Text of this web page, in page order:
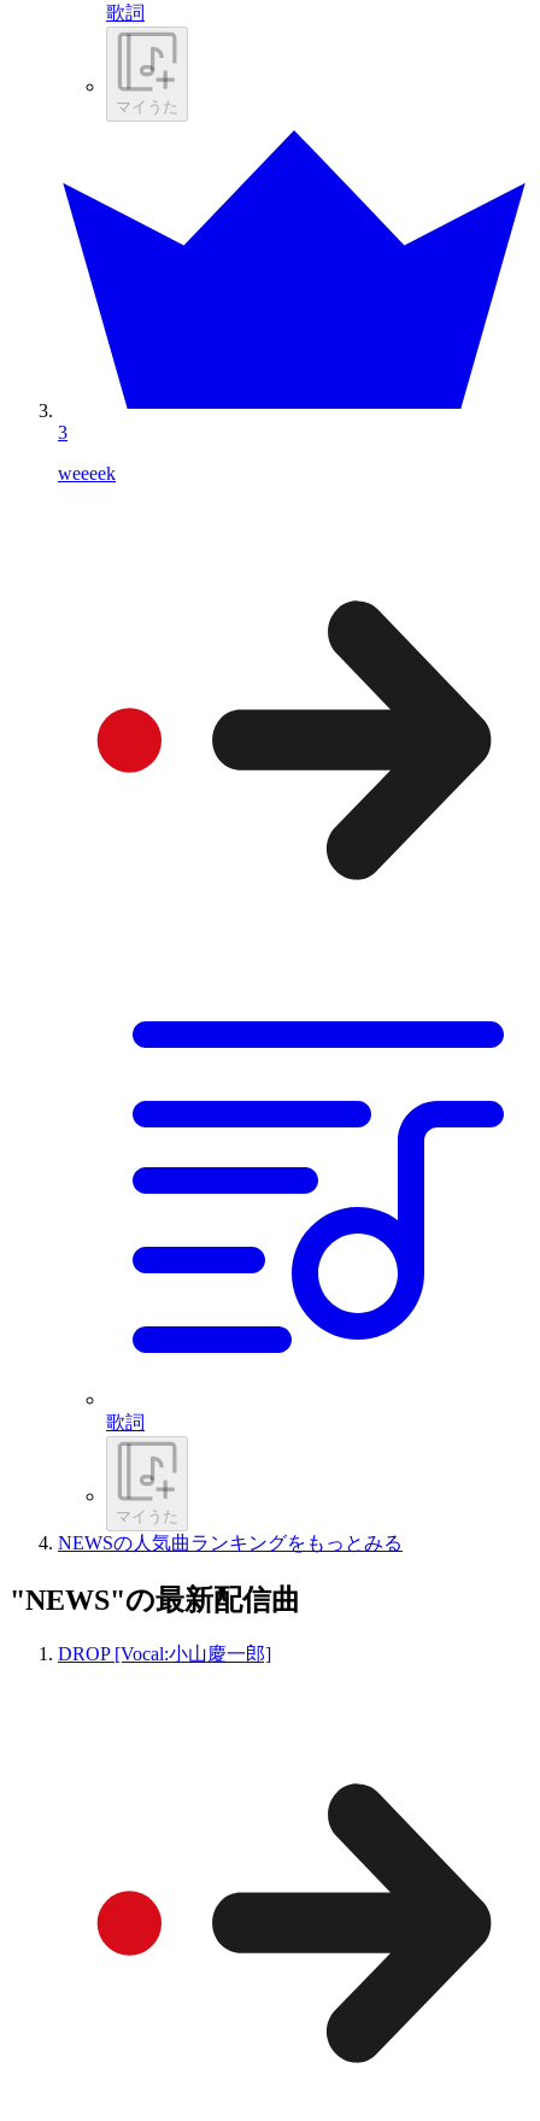
歌詞
マイうた
3
weeeek
歌詞
マイうた
NEWSの人気曲ランキングをもっとみる
"NEWS"の最新配信曲
DROP [Vocal:小山慶一郎]